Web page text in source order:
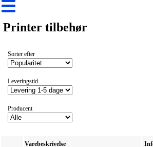
Printer tilbehør
Sorter efter
Leveringstid
Producent
Varebeskrivelse